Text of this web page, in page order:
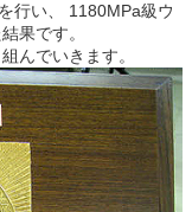
行い、 1180MPa級ウ
果です。
んでいきます。